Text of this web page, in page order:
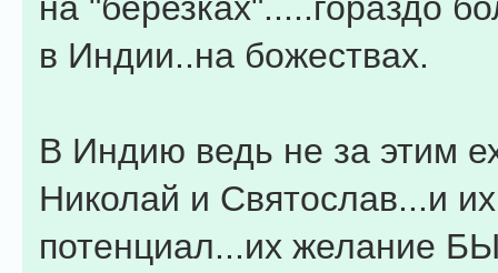
в Индии..на божествах.
В Индию ведь не за этим
Николай и Святослав...и
потенциал...их желание